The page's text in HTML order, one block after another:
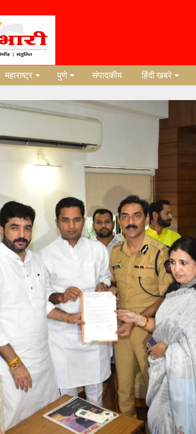
महाराष्ट्र पुणे संपादकीय हिंदी खबरे